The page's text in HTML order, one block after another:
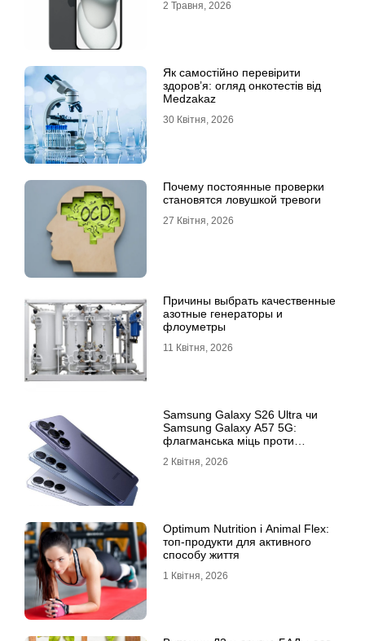
2 Травня, 2026
Як самостійно перевірити
здоров’я: огляд онкотестів від
Medzakaz
30 Квітня, 2026
Почему постоянные проверки
становятся ловушкой тревоги
27 Квітня, 2026
Причины выбрать качественные
азотные генераторы и
флоуметры
11 Квітня, 2026
Samsung Galaxy S26 Ultra чи
Samsung Galaxy A57 5G:
флагманська міць проти
2 Квітня, 2026
Optimum Nutrition і Animal Flex:
топ-продукти для активного
способу життя
1 Квітня, 2026